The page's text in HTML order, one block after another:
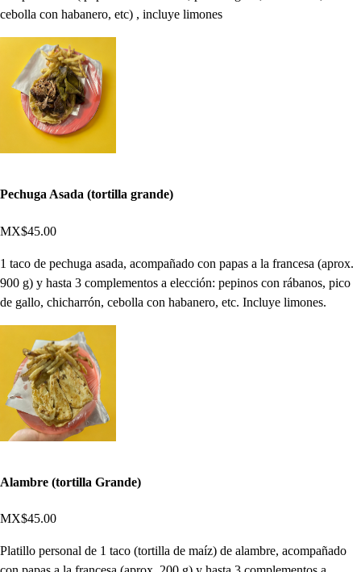
cebolla con habanero, etc) , incluye limones
Pechuga Asada (tortilla grande)
MX$45.00
1 taco de pechuga asada, acompañado con papas a la francesa (aprox.
900 g) y hasta 3 complementos a elección: pepinos con rábanos, pico
de gallo, chicharrón, cebolla con habanero, etc. Incluye limones.
Alambre (tortilla Grande)
MX$45.00
Platillo personal de 1 taco (tortilla de maíz) de alambre, acompañado